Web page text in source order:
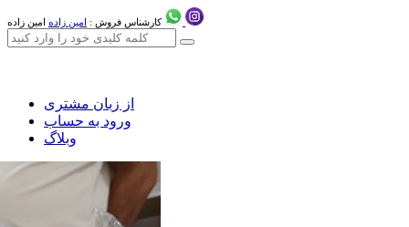
کارشناس فروش : امین زاده امین زاده
از زبان مشتری
ورود به حساب
وبلاگ